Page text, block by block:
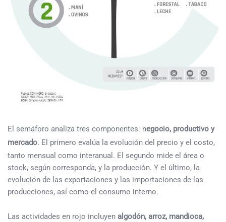
El semáforo analiza tres componentes: negocio, productivo y
mercado. El primero evalúa la evolución del precio y el costo,
tanto mensual como interanual. El segundo mide el área o
stock, según corresponda, y la producción. Y el último, la
evolución de las exportaciones y las importaciones de las
producciones, así como el consumo interno.
Las actividades en rojo incluyen algodón, arroz, mandioca,